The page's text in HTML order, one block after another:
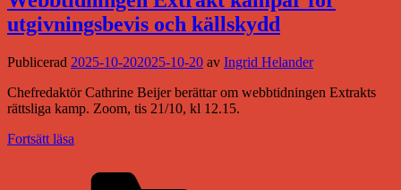
utgivningsbevis och källskydd
Publicerad 2025-10-202025-10-20 av Ingrid Helander
Chefredaktör Cathrine Beijer berättar om webbtidningen Extrakts
rättsliga kamp. Zoom, tis 21/10, kl 12.15.
Fortsätt läsa